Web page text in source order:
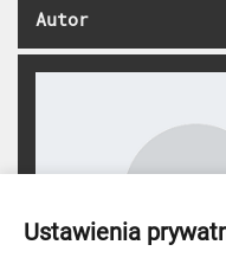
Autor
Ustawienia